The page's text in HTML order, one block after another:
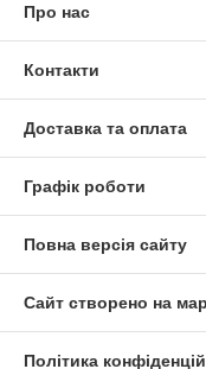
Про нас
Контакти
Доставка та оплата
Графік роботи
Повна версія сайту
Сайт створено на
Політика